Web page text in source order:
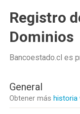
Registro
Dominios
Bancoestado.cl es
General
Obtener más historia